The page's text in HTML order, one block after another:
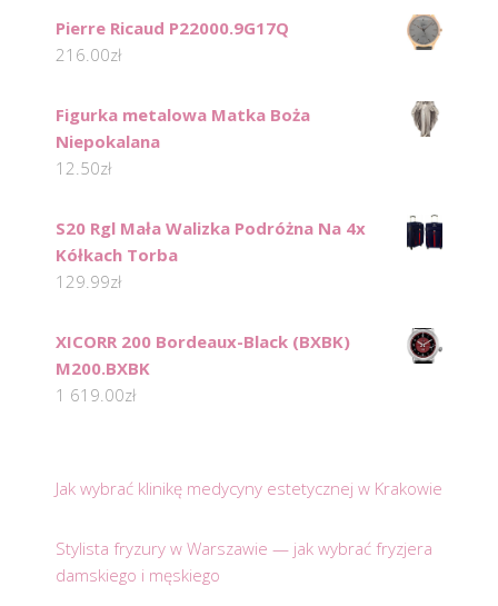
Pierre Ricaud P22000.9G17Q
216.00zł
Figurka metalowa Matka Boża
Niepokalana
12.50zł
S20 Rgl Mała Walizka Podróżna Na 4x
Kółkach Torba
129.99zł
XICORR 200 Bordeaux-Black (BXBK)
M200.BXBK
1 619.00zł
Jak wybrać klinikę medycyny estetycznej w Krakowie
Stylista fryzury w Warszawie — jak wybrać fryzjera
damskiego i męskiego